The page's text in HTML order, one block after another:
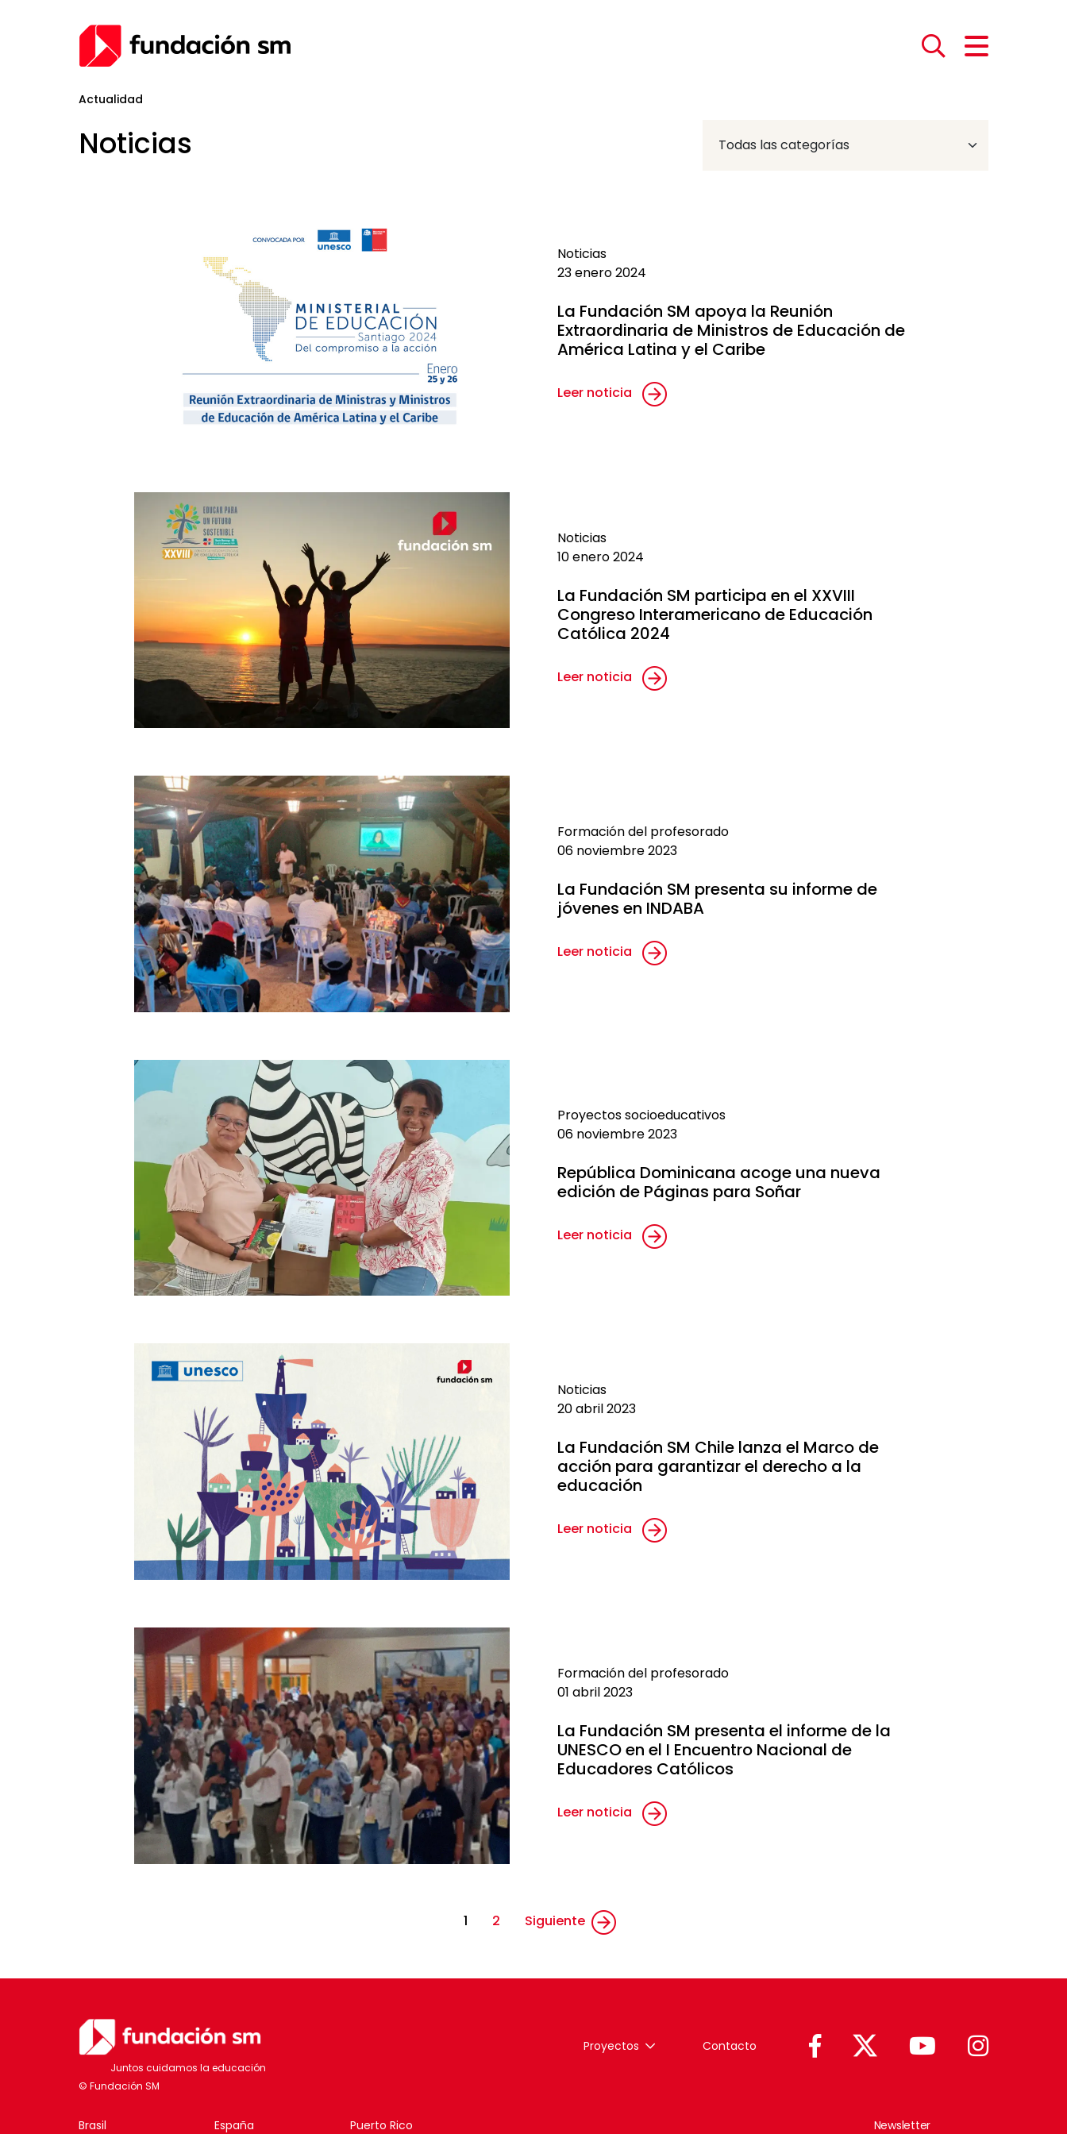
Actualidad
Noticias
Noticias
23 enero 2024
La Fundación SM apoya la Reunión
Extraordinaria de Ministros de Educación de
América Latina y el Caribe
Leer noticia
Noticias
10 enero 2024
La Fundación SM participa en el XXVIII
Congreso Interamericano de Educación
Católica 2024
Leer noticia
Formación del profesorado
06 noviembre 2023
La Fundación SM presenta su informe de
jóvenes en INDABA
Leer noticia
Proyectos socioeducativos
06 noviembre 2023
República Dominicana acoge una nueva
edición de Páginas para Soñar
Leer noticia
Noticias
20 abril 2023
La Fundación SM Chile lanza el Marco de
acción para garantizar el derecho a la
educación
Leer noticia
Formación del profesorado
01 abril 2023
La Fundación SM presenta el informe de la
UNESCO en el I Encuentro Nacional de
Educadores Católicos
Leer noticia
1 2 Siguiente
Juntos cuidamos la educación
Proyectos Contacto
Brasil España Puerto Rico Newsletter